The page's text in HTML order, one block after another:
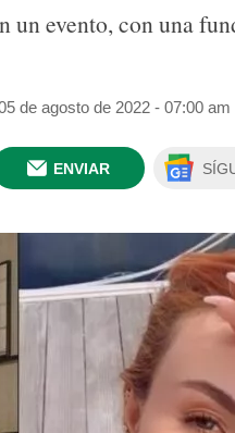
un evento, con una
de agosto de 2022 - 07:00 am
ENVIAR